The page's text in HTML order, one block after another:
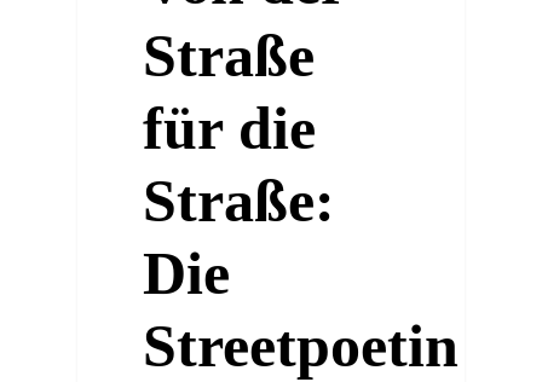
Straße
für die
Straße:
Die
Streetpoetin